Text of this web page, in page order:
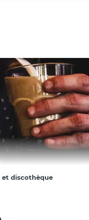
et discothèque